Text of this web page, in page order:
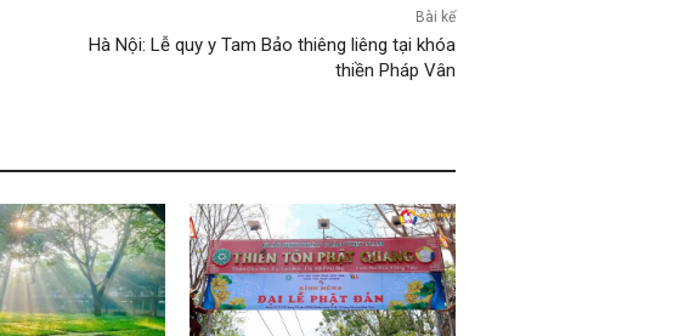
Bài kế
Hà Nội: Lễ quy y Tam Bảo thiêng liêng tại khóa
thiền Pháp Vân